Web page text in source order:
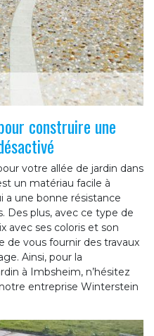
construire une
votre allée de jardin dans
un matériau facile à
une bonne résistance
Des plus, avec ce type de
avec ses coloris et son
de vous fournir des travaux
Ainsi, pour la
à Imbsheim, n’hésitez
entreprise Winterstein